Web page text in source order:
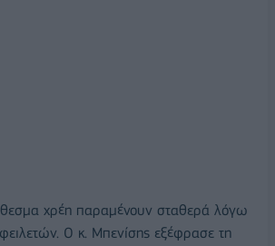
χρέη παραμένουν σταθερά λόγω
Ο κ. Μπενίσης εξέφρασε τη